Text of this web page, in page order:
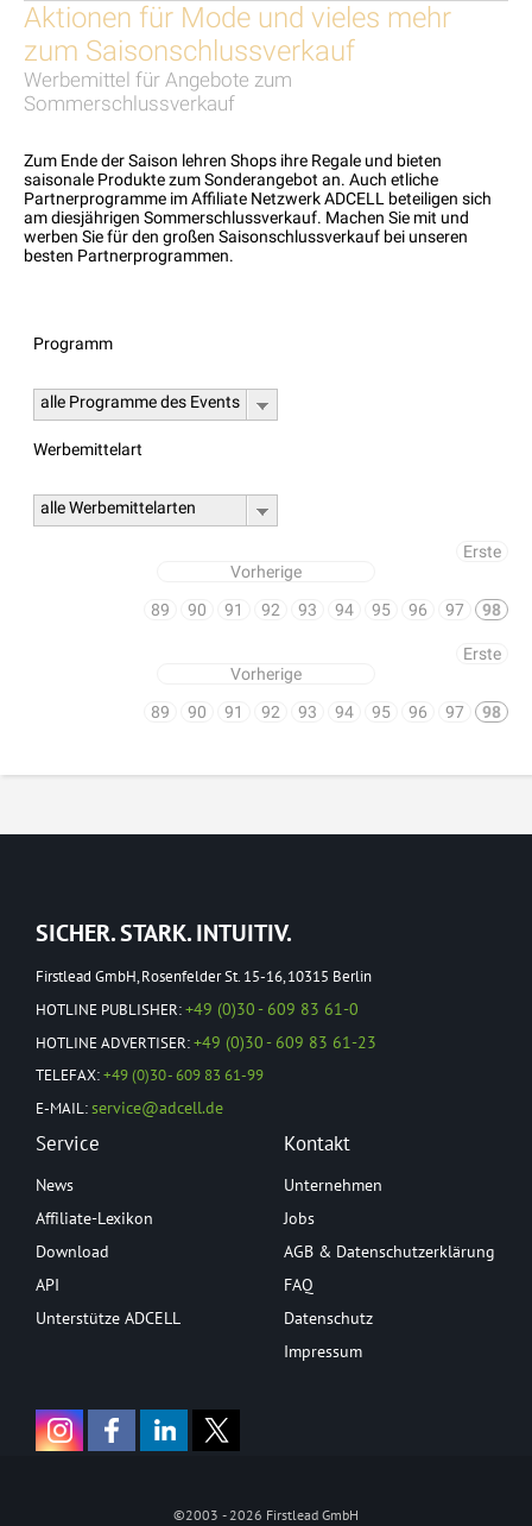
Aktionen für Mode und vieles mehr
zum Saisonschlussverkauf
Werbemittel für Angebote zum
Sommerschlussverkauf
Zum Ende der Saison lehren Shops ihre Regale und bieten
saisonale Produkte zum Sonderangebot an. Auch etliche
Partnerprogramme im Affiliate Netzwerk ADCELL beteiligen sich
am diesjährigen Sommerschlussverkauf. Machen Sie mit und
werben Sie für den großen Saisonschlussverkauf bei unseren
besten Partnerprogrammen.
Programm
alle Programme des Events
Werbemittelart
alle Werbemittelarten
Erste
Vorherige
89
90 91 92 93 94 95 96 97 98
Erste
Vorherige
89
90 91 92 93 94 95 96 97 98
SICHER. STARK. INTUITIV.
Firstlead GmbH, Rosenfelder St. 15-16, 10315 Berlin
HOTLINE PUBLISHER:+49 (0)30 - 609 83 61-0
HOTLINE ADVERTISER:+49 (0)30 - 609 83 61-23
TELEFAX:+49 (0)30 - 609 83 61-99
E-MAIL:service@adcell.de
Service
News
Affiliate-Lexikon
Download
API
Unterstütze ADCELL
Kontakt
Unternehmen
Jobs
AGB & Datenschutzerklärung
FAQ
Datenschutz
Impressum
©2003 - 2026 Firstlead GmbH